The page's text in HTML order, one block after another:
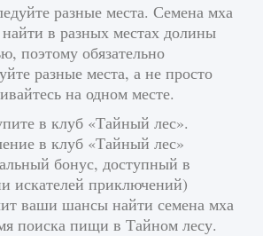
разные места. Семена мха
в разных местах долины
поэтому обязательно
разные места, а не просто
на одном месте.
в клуб «Тайный лес».
в клуб «Тайный лес»
бонус, доступный в
искателей приключений)
ваши шансы найти семена мха
поиска пищи в Тайном лесу.